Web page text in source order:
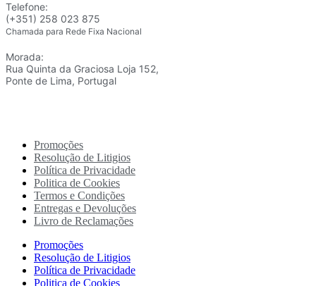
Telefone:
(+351) 258 023 875
Chamada para Rede Fixa Nacional
Morada:
Rua Quinta da Graciosa Loja 152,
Ponte de Lima, Portugal
Promoções
Resolução de Litigios
Política de Privacidade
Politica de Cookies
Termos e Condições
Entregas e Devoluções
Livro de Reclamações
Promoções
Resolução de Litigios
Política de Privacidade
Politica de Cookies